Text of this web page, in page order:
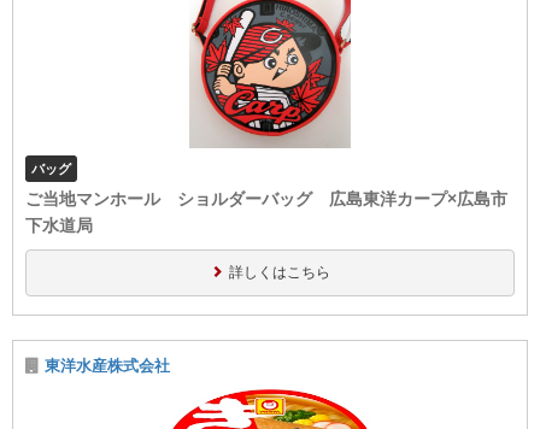
バッグ
ご当地マンホール ショルダーバッグ 広島東洋カープ×広島市
下水道局
詳しくはこちら
東洋水産株式会社